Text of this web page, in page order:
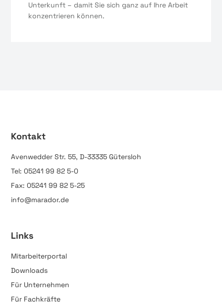
Unterkunft – damit Sie sich ganz auf Ihre Arbeit
konzentrieren können.
Kontakt
Avenwedder Str. 55, D-33335 Gütersloh
Tel: 05241 99 82 5-0
Fax: 05241 99 82 5-25
info@marador.de
Links
Mitarbeiterportal
Downloads
Für Unternehmen
Für Fachkräfte